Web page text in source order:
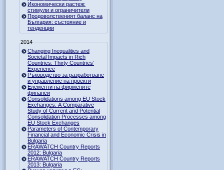
Икономически растеж:
стимули и ограничители
Продоволственият баланс на
България: състояние и
тенденции
2014
Changing Inequalities and
Societal Impacts in Rich
Countries: Thirty Countries’
Experience
Ръководство за разработване
и управление на проекти
Елементи на фирмените
финанси
Consolidations among EU Stock
Exchanges: A Comparative
Study of Current and Potential
Consolidation Processes among
EU Stock Exchanges
Parameters of Contemporary
Financial and Economic Crisis in
Bulgaria
ERAWATCH Country Reports
2012: Bulgaria
ERAWATCH Country Reports
2013: Bulgaria